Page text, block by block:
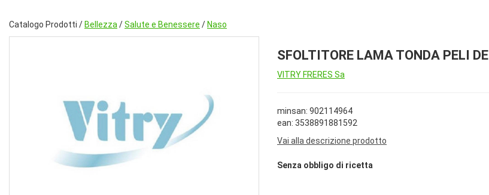
Catalogo Prodotti / Bellezza /Salute e Benessere / Naso
SFOLTITORE LAMA TONDA PELI DE
VITRY FRERES Sa
minsan: 902114964
ean: 3538891881592
Vai alla descrizione prodotto
Senza obbligo di ricetta